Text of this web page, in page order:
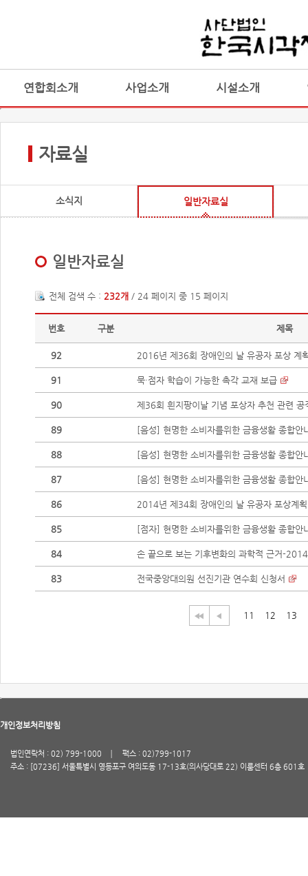
연합회소개 사업소개 시설소개
자료실
소식지 일반자료실
일반자료실
전체 검색 수 : 232개 / 24 페이지 중 15 페이지
번호 구분 제목
92 2016년 제36회 장애인의 날 유공자 포상 계
91 묵·점자 학습이 가능한 촉각 교재 보급
90 제36회 흰지팡이날 기념 포상자 추천 관련 공
89 [음성] 현명한 소비자를위한 금융생활 종합안
88 [음성] 현명한 소비자를위한 금융생활 종합안
87 [음성] 현명한 소비자를위한 금융생활 종합안
86 2014년 제34회 장애인의 날 유공자 포상계획
85 [점자] 현명한 소비자를위한 금융생활 종합안
84 손 끝으로 보는 기후변화의 과학적 근거-2014
83 전국중앙대의원 선진기관 연수회 신청서
11 12 13
개인정보처리방침
법인연락처 : 02) 799-1000
팩스 : 02)799-1017
주소 : [07236] 서울특별시 영등포구 여의도동 17-13호(의사당대로 22) 이룸센터 6층 601호